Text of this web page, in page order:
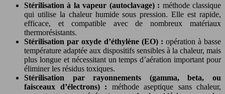
Stérilisation à la vapeur (autoclavage) : méthode classique
qui utilise la chaleur humide sous pression. Elle est rapide,
efficace, et compatible avec de nombreux matériaux
thermorésistants.
Stérilisation par oxyde d’éthylène (EO) : opération à basse
température adaptée aux dispositifs sensibles à la chaleur, mais
plus longue et nécessitant un temps d’aération important pour
éliminer les résidus toxiques.
Stérilisation par rayonnements (gamma, beta, ou
faisceaux d’électrons) : méthode aseptique sans chaleur,